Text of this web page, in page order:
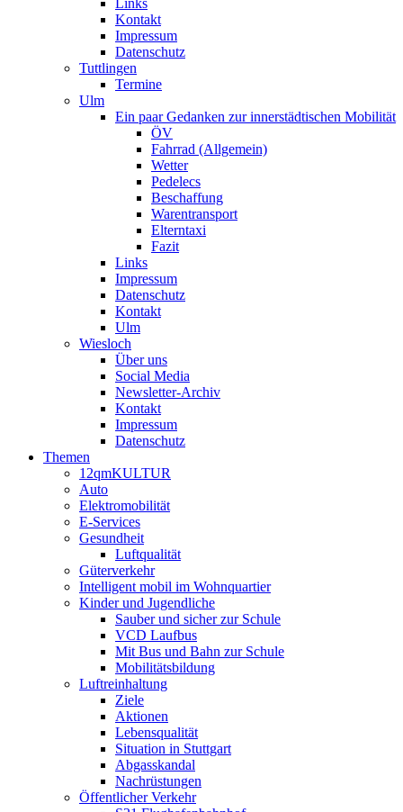
Links
Kontakt
Impressum
Datenschutz
Tuttlingen
Termine
Ulm
Ein paar Gedanken zur innerstädtischen Mobilität
ÖV
Fahrrad (Allgemein)
Wetter
Pedelecs
Beschaffung
Warentransport
Elterntaxi
Fazit
Links
Impressum
Datenschutz
Kontakt
Ulm
Wiesloch
Über uns
Social Media
Newsletter-Archiv
Kontakt
Impressum
Datenschutz
Themen
12qmKULTUR
Auto
Elektromobilität
E-Services
Gesundheit
Luftqualität
Güterverkehr
Intelligent mobil im Wohnquartier
Kinder und Jugendliche
Sauber und sicher zur Schule
VCD Laufbus
Mit Bus und Bahn zur Schule
Mobilitätsbildung
Luftreinhaltung
Ziele
Aktionen
Lebensqualität
Situation in Stuttgart
Abgasskandal
Nachrüstungen
Öffentlicher Verkehr